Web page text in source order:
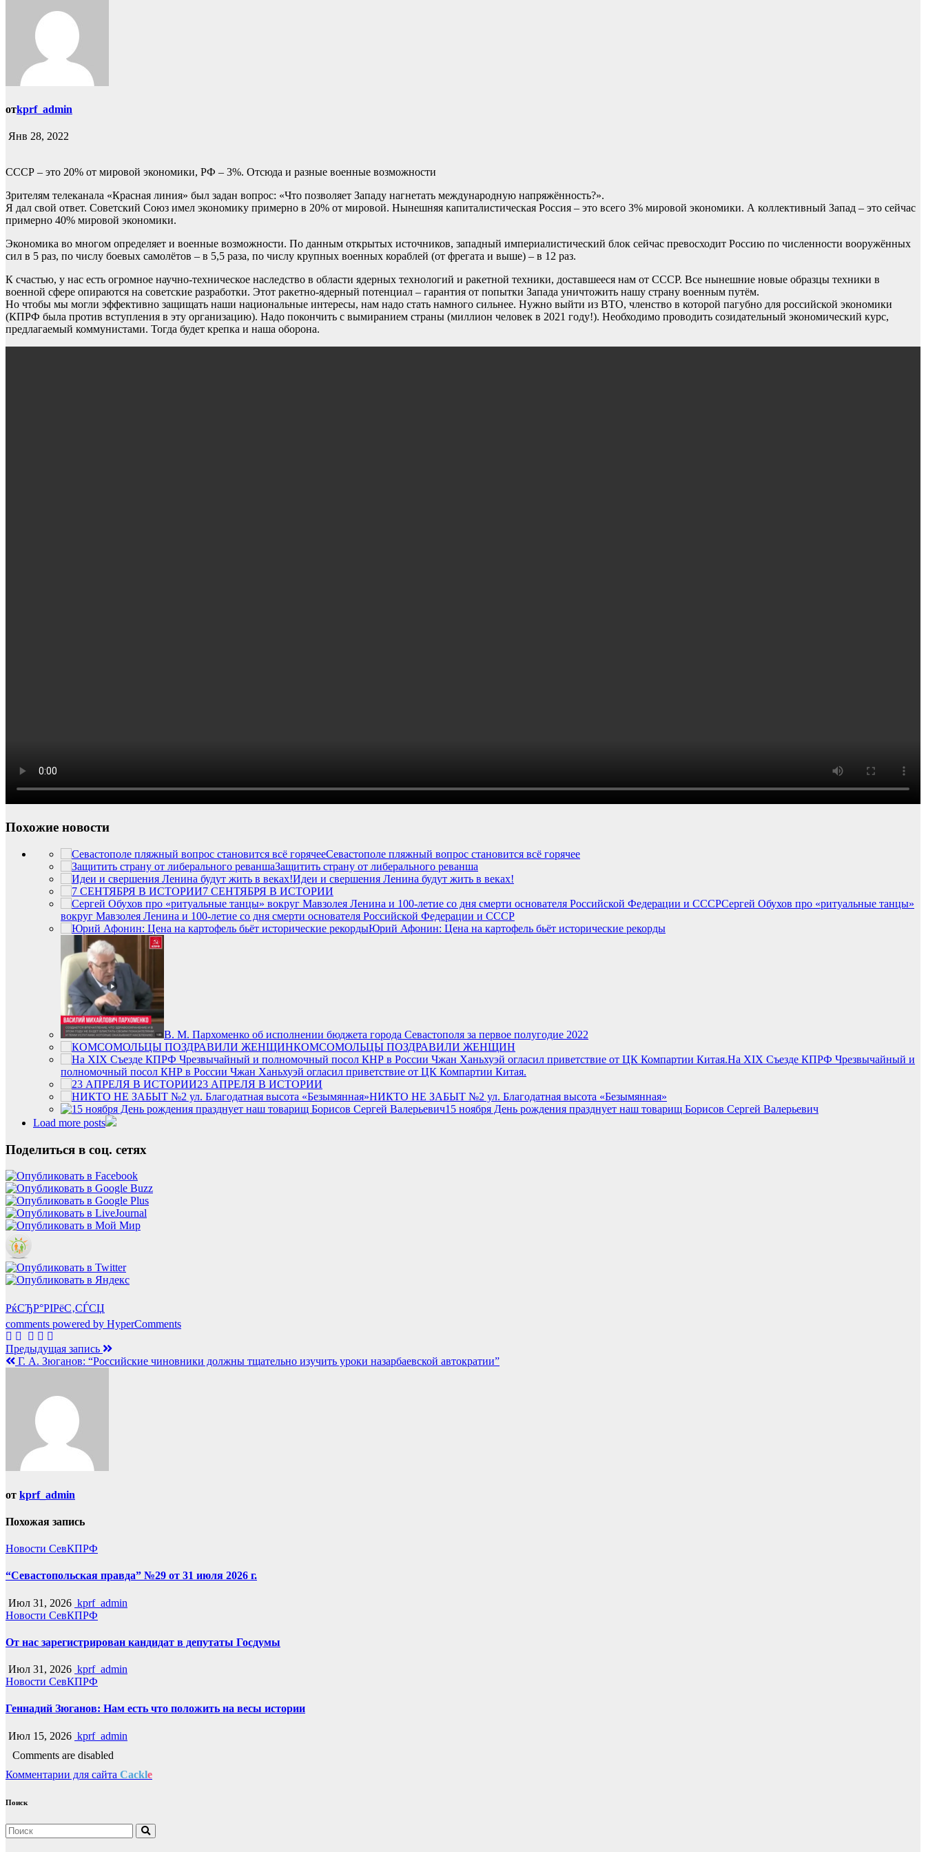
отkprf_admin
Янв 28, 2022
СССР – это 20% от мировой экономики, РФ – 3%. Отсюда и разные военные возможности
Зрителям телеканала «Красная линия» был задан вопрос: «Что позволяет Западу нагнетать международную напряжённость?».
Я дал свой ответ. Советский Союз имел экономику примерно в 20% от мировой. Нынешняя капиталистическая Россия – это всего 3% мировой экономики. А коллективный Запад – это сейчас
примерно 40% мировой экономики.
Экономика во многом определяет и военные возможности. По данным открытых источников, западный империалистический блок сейчас превосходит Россию по численности вооружённых
сил в 5 раз, по числу боевых самолётов – в 5,5 раза, по числу крупных военных кораблей (от фрегата и выше) – в 12 раз.
К счастью, у нас есть огромное научно-техническое наследство в области ядерных технологий и ракетной техники, доставшееся нам от СССР. Все нынешние новые образцы техники в
военной сфере опираются на советские разработки. Этот ракетно-ядерный потенциал – гарантия от попытки Запада уничтожить нашу страну военным путём.
Но чтобы мы могли эффективно защищать наши национальные интересы, нам надо стать намного сильнее. Нужно выйти из ВТО, членство в которой пагубно для российской экономики
(КПРФ была против вступления в эту организацию). Надо покончить с вымиранием страны (миллион человек в 2021 году!). Необходимо проводить созидательный экономический курс,
предлагаемый коммунистами. Тогда будет крепка и наша оборона.
Похожие новости
Севастополе пляжный вопрос становится всё горячее
Защитить страну от либерального реванша
Идеи и свершения Ленина будут жить в веках!
7 СЕНТЯБРЯ В ИСТОРИИ
Сергей Обухов про «ритуальные танцы»
вокруг Мавзолея Ленина и 100-летие со дня смерти основателя Российской Федерации и СССР
Юрий Афонин: Цена на картофель бьёт исторические рекорды
В. М. Пархоменко об исполнении бюджета города Севастополя за первое полугодие 2022
КОМСОМОЛЬЦЫ ПОЗДРАВИЛИ ЖЕНЩИН
На XIX Съезде КПРФ Чрезвычайный и
полномочный посол КНР в России Чжан Ханьхуэй огласил приветствие от ЦК Компартии Китая.
23 АПРЕЛЯ В ИСТОРИИ
НИКТО НЕ ЗАБЫТ №2 ул. Благодатная высота «Безымянная»
15 ноября День рождения празднует наш товарищ Борисов Сергей Валерьевич
Load more posts
Поделиться в соц. сетях
РќСЂР°РІРёС‚СЃСЏ
comments powered by HyperComments
Навигация
по
Предыдущая запись
Г. А. Зюганов: “Российские чиновники должны тщательно изучить уроки назарбаевской автократии”
от kprf_admin
Похожая запись
Новости СевКПРФ
“Севастопольская правда” №29 от 31 июля 2026 г.
Июл 31, 2026 kprf_admin
Новости СевКПРФ
От нас зарегистрирован кандидат в депутаты Госдумы
Июл 31, 2026 kprf_admin
Новости СевКПРФ
Геннадий Зюганов: Нам есть что положить на весы истории
Июл 15, 2026 kprf_admin
Comments are disabled
Комментарии для сайта Cackle
Поиск